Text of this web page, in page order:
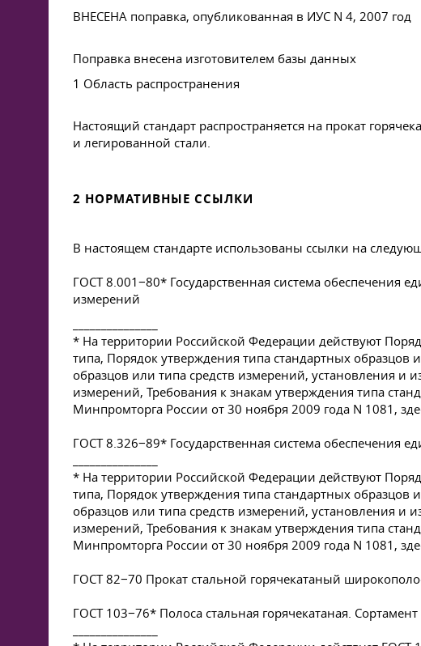
ВНЕСЕНА поправка, опубликованная в ИУС N 4, 2007 год
Поправка внесена изготовителем базы данных
1 Область распространения
Настоящий стандарт распространяется на прокат
и легированной стали.
2 НОРМАТИВНЫЕ ССЫЛКИ
В настоящем стандарте использованы ссылки на
ГОСТ 8.001−80* Государственная система обеспечения
измерений
* На территории Российской Федерации действуют
типа, Порядок утверждения типа стандартных
образцов или типа средств измерений, установления и
измерений, Требования к знакам утверждения типа
Минпромторга России от 30 ноября 2009 года N 1081,
ГОСТ 8.326−89* Государственная система обеспечения
* На территории Российской Федерации действуют
типа, Порядок утверждения типа стандартных
образцов или типа средств измерений, установления и
измерений, Требования к знакам утверждения типа
Минпромторга России от 30 ноября 2009 года N 1081,
ГОСТ 82−70 Прокат стальной горячекатаный
ГОСТ 103−76* Полоса стальная горячекатаная. Сортамент